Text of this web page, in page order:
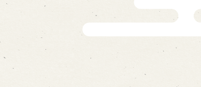
うずの丘大鳴門橋記念館